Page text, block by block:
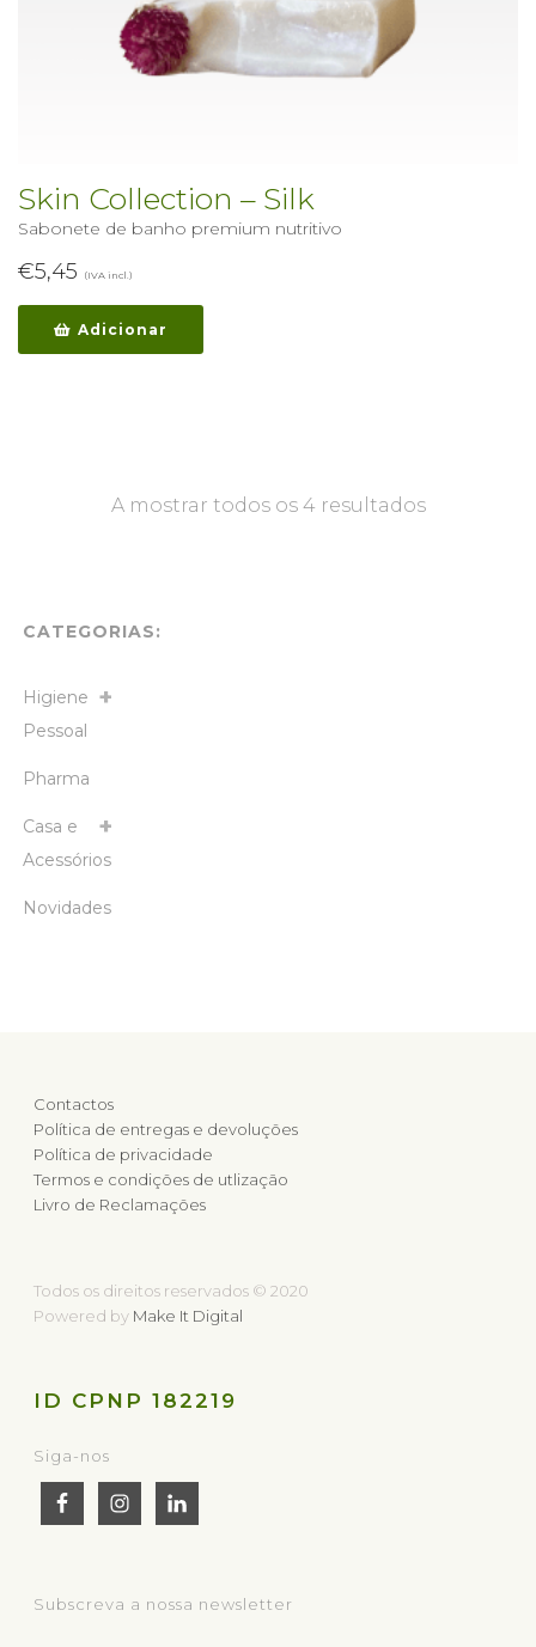
Skin Collection – Silk
Sabonete de banho premium nutritivo
€5,45 (IVA incl.)
Adicionar
A mostrar todos os 4 resultados
CATEGORIAS:
Higiene
Pessoal
Pharma
Casa e
Acessórios
Novidades
Contactos
Política de entregas e devoluções
Política de privacidade
Termos e condições de utlização
Livro de Reclamações
Todos os direitos reservados © 2020
Powered by Make It Digital
ID CPNP 182219
Siga-nos
Subscreva a nossa newsletter